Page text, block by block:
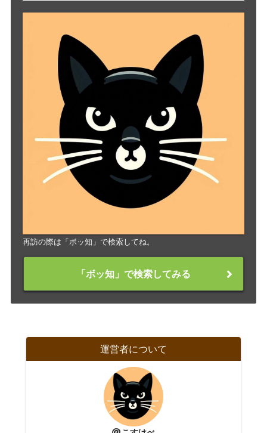
再訪の際は「ボッ知」で検索してね。
「ボッ知」で検索してみる
運営者について